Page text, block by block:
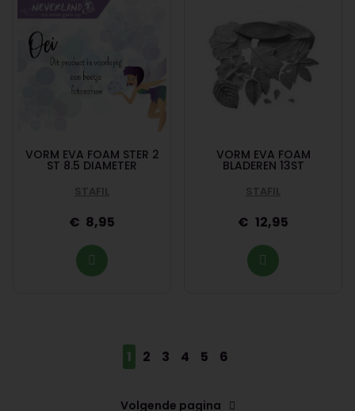
VORM EVA FOAM STER 2
ST 8.5 DIAMETER
STAFIL
8,95
VORM EVA FOAM
BLADEREN 13ST
STAFIL
12,95
1 2 3 4 5 6
Volgende pagina